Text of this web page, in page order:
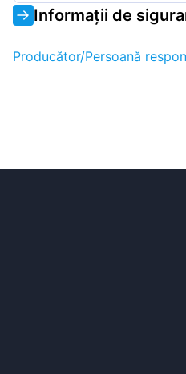
Informații de
Producător/Persoană